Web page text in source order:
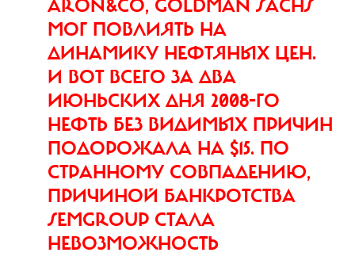
ARON&CO, GOLDMAN SACHS
МОГ ПОВЛИЯТЬ НА
ДИНАМИКУ НЕФТЯНЫХ ЦЕН.
И ВОТ ВСЕГО ЗА ДВА
ИЮНЬСКИХ ДНЯ 2008-ГО
НЕФТЬ БЕЗ ВИДИМЫХ ПРИЧИН
ПОДОРОЖАЛА НА $15. ПО
СТРАННОМУ СОВПАДЕНИЮ,
ПРИЧИНОЙ БАНКРОТСТВА
SEMGROUP СТАЛА
НЕВОЗМОЖНОСТЬ